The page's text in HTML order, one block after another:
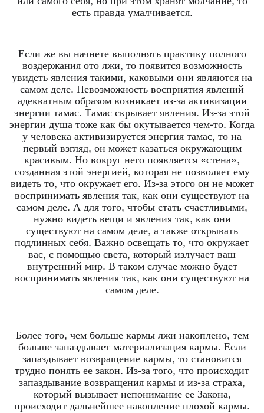
есть правда умалчивается.
Если же вы начнете выполнять практику полного
воздержания ото лжи, то появится возможность
увидеть явления такими, каковыми они являются на
самом деле. Невозможность восприятия явлений
адекватным образом возникает из-за активизации
энергии тамас. Тамас скрывает явления. Из-за этой
энергии душа тоже как бы окутывается чем-то. Когда
у человека активизируется энергия тамас, то на
первый взгляд, он может казаться окружающим
красивым. Но вокруг него появляется «стена»,
созданная этой энергией, которая не позволяет ему
видеть то, что окружает его. Из-за этого он не может
воспринимать явления так, как они существуют на
самом деле. А для того, чтобы стать счастливыми,
нужно видеть вещи и явления так, как они
существуют на самом деле, а также открывать
подлинных себя. Важно освещать то, что окружает
вас, с помощью света, который излучает ваш
внутренний мир. В таком случае можно будет
воспринимать явления так, как они существуют на
самом деле.
Более того, чем больше кармы лжи накоплено, тем
больше запаздывает материализация кармы. Если
запаздывает возвращение кармы, то становится
трудно понять ее закон. Из-за того, что происходит
запаздывание возвращения кармы и из-за страха,
который вызывает непонимание ее Закона,
происходит дальнейшее накопление плохой кармы.